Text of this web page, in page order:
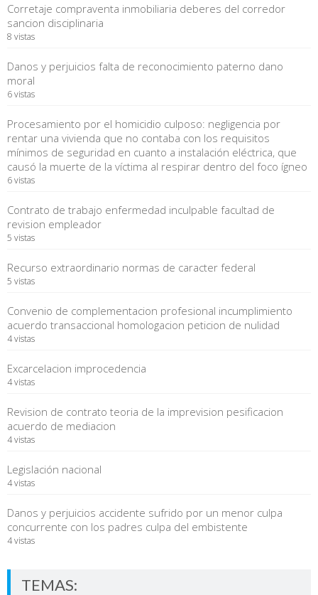
Corretaje compraventa inmobiliaria deberes del corredor
sancion disciplinaria
8 vistas
Danos y perjuicios falta de reconocimiento paterno dano
moral
6 vistas
Procesamiento por el homicidio culposo: negligencia por
rentar una vivienda que no contaba con los requisitos
mínimos de seguridad en cuanto a instalación eléctrica, que
causó la muerte de la víctima al respirar dentro del foco ígneo
6 vistas
Contrato de trabajo enfermedad inculpable facultad de
revision empleador
5 vistas
Recurso extraordinario normas de caracter federal
5 vistas
Convenio de complementacion profesional incumplimiento
acuerdo transaccional homologacion peticion de nulidad
4 vistas
Excarcelacion improcedencia
4 vistas
Revision de contrato teoria de la imprevision pesificacion
acuerdo de mediacion
4 vistas
Legislación nacional
4 vistas
Danos y perjuicios accidente sufrido por un menor culpa
concurrente con los padres culpa del embistente
4 vistas
TEMAS: